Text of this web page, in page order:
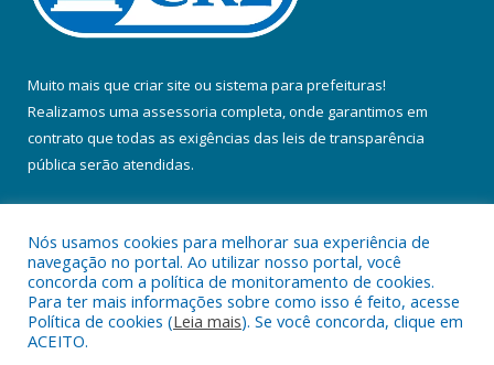
Muito mais que criar site ou sistema para prefeituras!
Realizamos uma assessoria completa, onde garantimos em
contrato que todas as exigências das leis de transparência
pública serão atendidas.
Todos os direitos reservados a Prefeitura Municipal de Colares.
Nós usamos cookies para melhorar sua experiência de
navegação no portal. Ao utilizar nosso portal, você
concorda com a política de monitoramento de cookies.
Para ter mais informações sobre como isso é feito, acesse
Política de cookies (Leia mais). Se você concorda, clique em
ACEITO.